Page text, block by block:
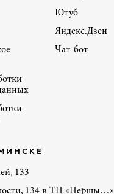
Ютуб
Яндекс.Дзен
Чат-бот
133
134 в ТЦ «Першы…»